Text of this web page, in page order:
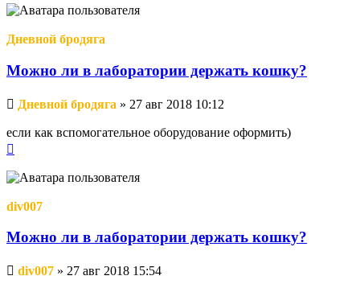
началу
Дневной бродяга
Можно ли в лаборатории держать кошку?
Непрочитанное
сообщение
Дневной бродяга » 27 авг 2018 10:12
если как вспомогательное оборудование оформить)
началу
div007
Можно ли в лаборатории держать кошку?
Непрочитанное
div007 » 27 авг 2018 15:54